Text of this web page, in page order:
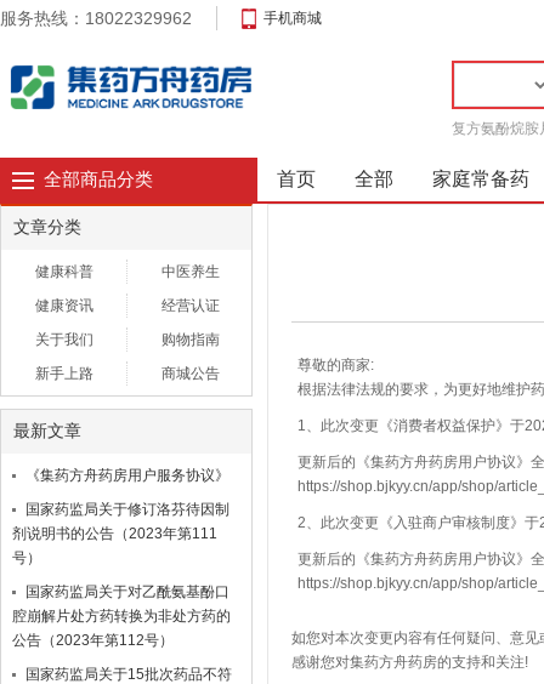
服务热线：18022329962 手机商城
复方氨酚烷胺
全部商品分类 首页 全部 家庭常备药
文章分类
健康科普
中医养生
健康资讯
经营认证
关于我们
购物指南
新手上路
商城公告
最新文章
《集药方舟药房用户服务协议》
国家药监局关于修订洛芬待因制
剂说明书的公告（2023年第111
号）
国家药监局关于对乙酰氨基酚口
腔崩解片处方药转换为非处方药的
公告（2023年第112号）
国家药监局关于15批次药品不符
尊敬的商家:
根据法律法规的要求，为更好地维护
1、此次变更 《消费者权益保护》 于
更新后的《集药方舟药房用户协议》
https://shop.bjkyy.cn/app/shop/
2、此次变更《入驻商户审核制度》
更新后的《集药方舟药房用户协议》
https://shop.bjkyy.cn/app/shop/
如您对本次变更内容有任何疑问、意
感谢您对集药方舟药房的支持和关注!